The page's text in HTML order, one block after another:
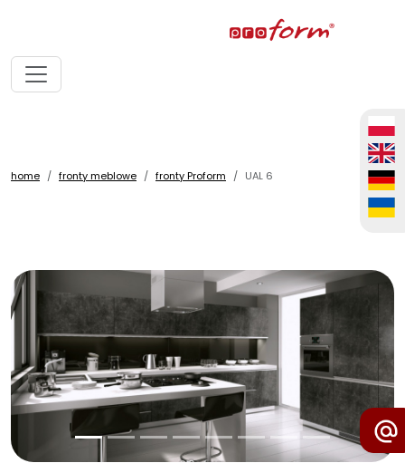
home fronty meblowe fronty Proform UAL 6